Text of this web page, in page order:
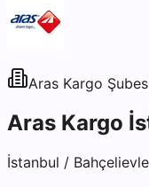
Aras Kargo
Aras Kargo
İstanbul /